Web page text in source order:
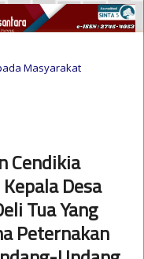
Masyarakat
Cendikia
Desa
Tua Yang
Peternakan